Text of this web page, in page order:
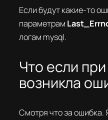
Если будут какие-то
параметрам
логам mysql.
Что если
возникла
Смотря что за ошибка.